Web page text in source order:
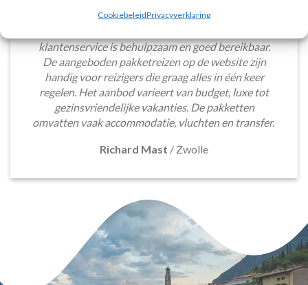
CookiebeleidPrivacyverklaring
Voordeligelastminutevakantie.nl is eenvoudig en
klantenservice is behulpzaam en goed bereikbaar.
De aangeboden pakketreizen op de website zijn
handig voor reizigers die graag alles in één keer
regelen. Het aanbod varieert van budget, luxe tot
gezinsvriendelijke vakanties. De pakketten
omvatten vaak accommodatie, vluchten en transfer.
Richard Mast / Zwolle